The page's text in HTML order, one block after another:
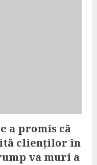
a promis că
clienților în
va muri a